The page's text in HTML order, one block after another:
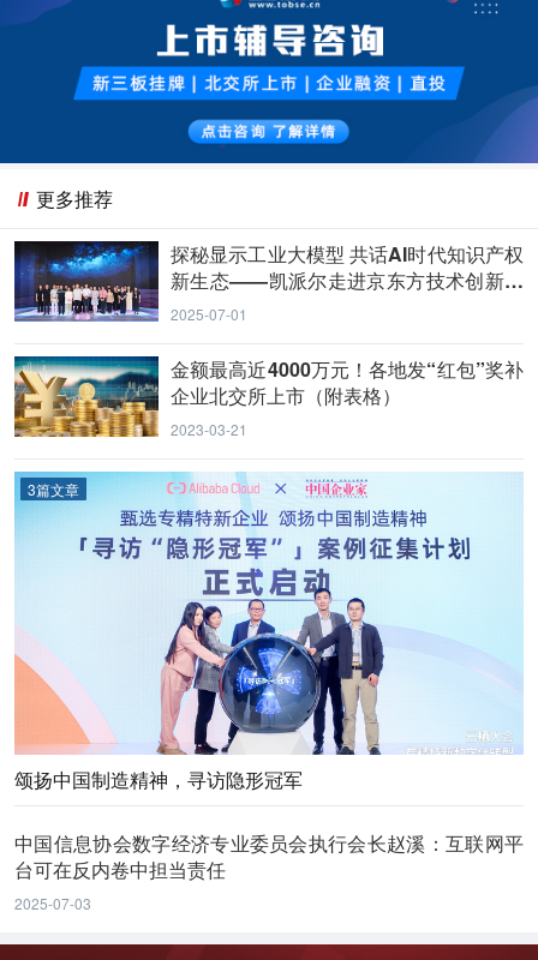
更多推荐
探秘显示工业大模型 共话AI时代知识产权
新生态——凯派尔走进京东方技术创新中
心
2025-07-01
金额最高近4000万元！各地发“红包”奖补
企业北交所上市（附表格）
2023-03-21
3篇文章
颂扬中国制造精神，寻访隐形冠军
中国信息协会数字经济专业委员会执行会长赵溪：互联网平
台可在反内卷中担当责任
2025-07-03